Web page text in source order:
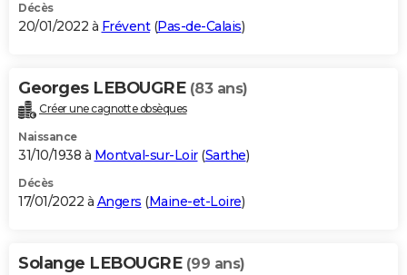
Décès
20/01/2022 à Frévent(Pas-de-Calais)
Georges LEBOUGRE (83 ans)
Créer une cagnotte obsèques
Naissance
31/10/1938 à Montval-sur-Loir(Sarthe)
Décès
17/01/2022 à Angers (Maine-et-Loire)
Solange LEBOUGRE (99 ans)